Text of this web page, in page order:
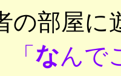
の部屋
「 なんで